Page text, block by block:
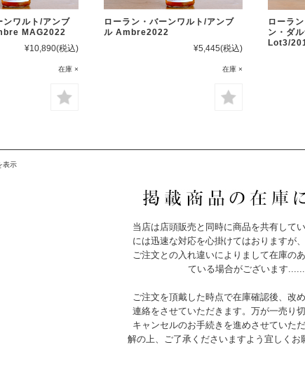
ンワルト/アンブ
MAG2022
¥10,890(税込)
在庫 ×
ローラン・バーンワルト/アンブ
ル Ambre2022
¥5,445(税込)
在庫 ×
ローラ
ン・ダ
Lot3/
表示
当店は店頭販売と同時に商品を共有して
には迅速な対応を心掛けてはおりますが
ご注文との入れ違いによりまして在庫の
ている場合がございます
ご注文を頂戴した時点で在庫確認後、改
連絡をさせていただきます。万が一売り
キャンセルのお手続きを進めさせていた
解の上、ご了承くださいますよう宜しくお